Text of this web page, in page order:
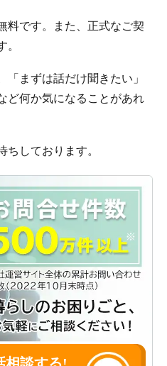
料です。また、正式なご契
。
「まずは話だけ聞きたい」
ど何か気になることがあれ
ちしております。